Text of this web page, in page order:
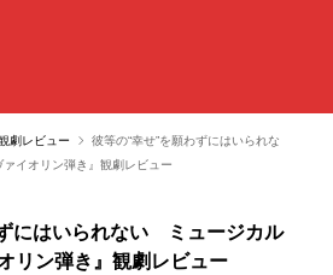
劇レビュー
彼等の“幸せ”を願わずにはいられな
イオリン弾き』観劇レビュー
にはいられない ミュージカル
リン弾き』観劇レビュー